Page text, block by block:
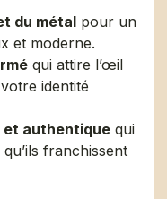
du métal pour un
et moderne.
qui attire l’œil
identité
et authentique qui
qu’ils franchissent